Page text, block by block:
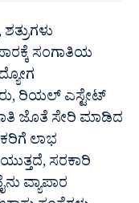
ಸಂಗಾತಿಯ
ರಿಯಲ್ ಎಸ್ಟೇಟ್
ಜೊತೆ ಸೇರಿ ಮಾಡಿದ
ಲಾಭ
ಸರಕಾರಿ
ವ್ಯಾಪಾರ